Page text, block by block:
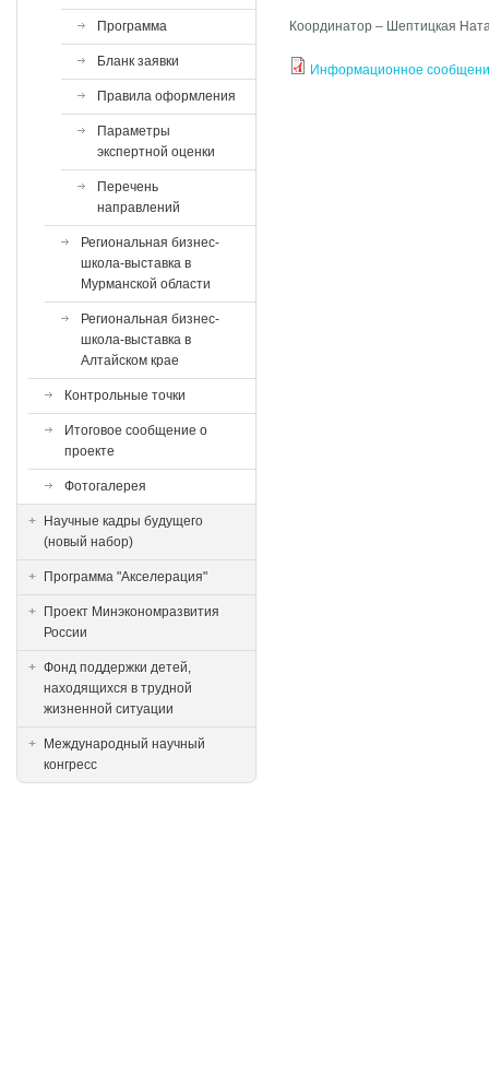
Координатор – Шептицкая
Информационное
Программа
Бланк заявки
Правила оформления
Параметры
экспертной оценки
Перечень
направлений
Региональная бизнес-
школа-выставка в
Мурманской области
Региональная бизнес-
школа-выставка в
Алтайском крае
Контрольные точки
Итоговое сообщение о
проекте
Фотогалерея
Научные кадры будущего
(новый набор)
Программа "Акселерация"
Проект Минэкономразвития
России
Фонд поддержки детей,
находящихся в трудной
жизненной ситуации
Международный научный
конгресс